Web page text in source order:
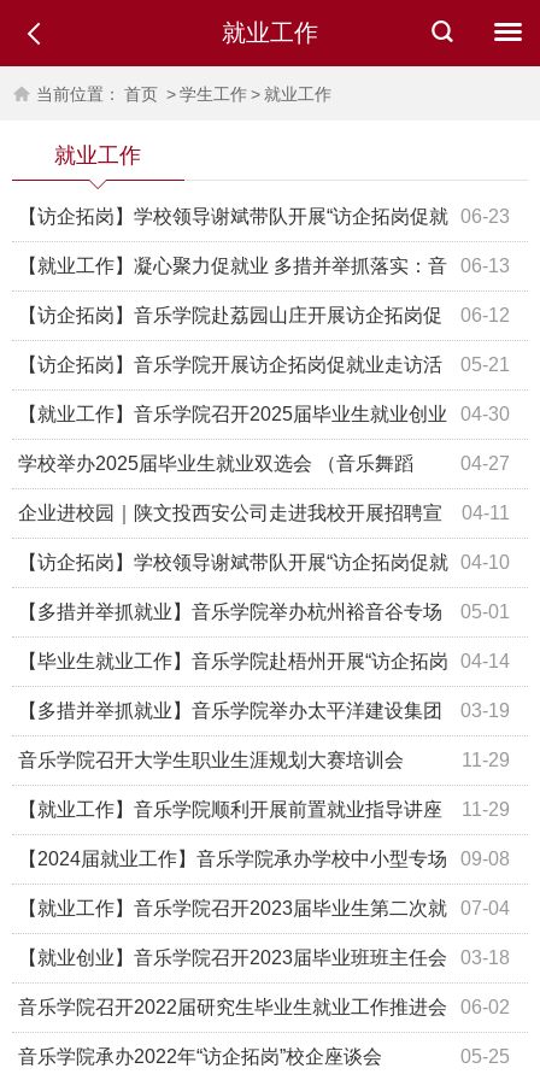
就业工作
当前位置： 首页 >学生工作>就业工作
就业工作
06-23
【访企拓岗】学校领导谢斌带队开展“访企拓岗促就
业”专项行动 06-13
【就业工作】凝心聚力促就业 多措并举抓落实：音
乐学院召开2025届毕业生就业冲刺工作推进部署会 06-12
【访企拓岗】音乐学院赴荔园山庄开展访企拓岗促
就业专项行动 05-21
【访企拓岗】音乐学院开展访企拓岗促就业走访活
动 04-30
【就业工作】音乐学院召开2025届毕业生就业创业
工作推进部署会 04-27
学校举办2025届毕业生就业双选会 （音乐舞蹈
类） 04-11
企业进校园｜陕文投西安公司走进我校开展招聘宣
讲会 04-10
【访企拓岗】学校领导谢斌带队开展“访企拓岗促就
业”专项行动 05-01
【多措并举抓就业】音乐学院举办杭州裕音谷专场
招聘会 04-14
【毕业生就业工作】音乐学院赴梧州开展“访企拓岗
促就业”专项行动 03-19
【多措并举抓就业】音乐学院举办太平洋建设集团
专场招聘会 11-29
音乐学院召开大学生职业生涯规划大赛培训会
11-29
【就业工作】音乐学院顺利开展前置就业指导讲座
——中小学教师职业资格证备考专场 09-08
【2024届就业工作】音乐学院承办学校中小型专场
招聘会 07-04
【就业工作】音乐学院召开2023届毕业生第二次就
业工作推进会 03-18
【就业创业】音乐学院召开2023届毕业班班主任会
议 06-02
音乐学院召开2022届研究生毕业生就业工作推进会
05-25
音乐学院承办2022年“访企拓岗”校企座谈会